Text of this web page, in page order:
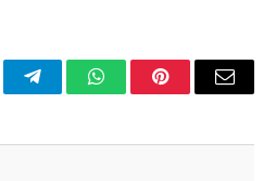
TelegramWhatsAppPinterestEmail